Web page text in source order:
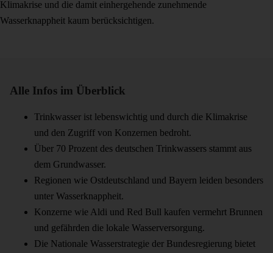
Klimakrise und die damit einhergehende zunehmende
Wasserknappheit kaum berücksichtigen.
Alle Infos im Überblick
Trinkwasser ist lebenswichtig und durch die Klimakrise
und den Zugriff von Konzernen bedroht.
Über 70 Prozent des deutschen Trinkwassers stammt aus
dem Grundwasser.
Regionen wie Ostdeutschland und Bayern leiden besonders
unter Wasserknappheit.
Konzerne wie Aldi und Red Bull kaufen vermehrt Brunnen
und gefährden die lokale Wasserversorgung.
Die Nationale Wasserstrategie der Bundesregierung bietet